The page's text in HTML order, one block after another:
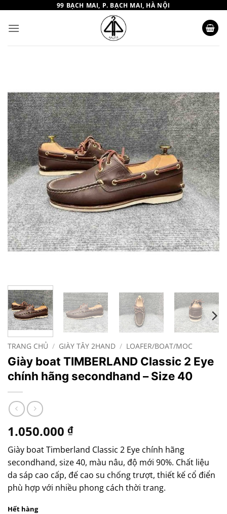
nội
dung
99 BẠCH MAI, P. BẠCH MAI, HÀ NỘI
TRANG CHỦ / GIÀY TÂY 2HAND / LOAFER/BOAT/MOC
Giày boat TIMBERLAND Classic 2 Eye
chính hãng secondhand – Size 40
1.050.000 ₫
Giày boat Timberland Classic 2 Eye chính hãng
secondhand, size 40, màu nâu, độ mới 90%. Chất liệu
da sáp cao cấp, đế cao su chống trượt, thiết kế cổ điển
phù hợp với nhiều phong cách thời trang.
Hết hàng